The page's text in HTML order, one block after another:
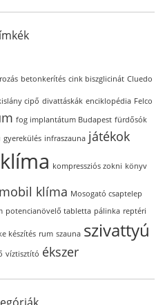
betonkerítés cink biszglicinát Cluedo
cipő divattáskák enciklopédia Felco
fog implantátum Budapest fürdősók
gyerekülés infraszauna játékok
klíma kompressziós zokni könyv
mobil klíma Mosogató csaptelep
potencianövelő tabletta pálinka reptéri
készítés rum szauna szivattyú
víztisztító ékszer